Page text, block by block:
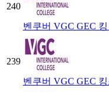
240
벤쿠버 VGC GEC
239
벤쿠버 VGC GEC